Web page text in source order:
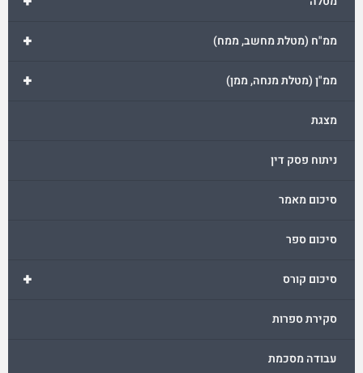
+ ממ"ח (מטלת מחשב, ממח)
+ ממ"ן (מטלת מנחה, ממן)
מצגת
ניתוח פסק דין
סיכום מאמר
סיכום ספר
+ סיכום קורס
סקירת ספרות
עבודה מסכמת